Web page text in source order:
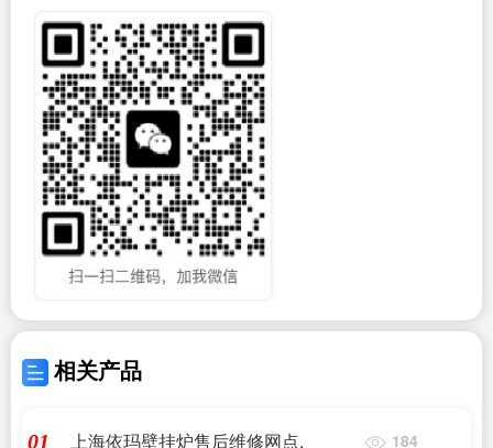
相关产品
01 上海依玛壁挂炉售后维修网点, 184